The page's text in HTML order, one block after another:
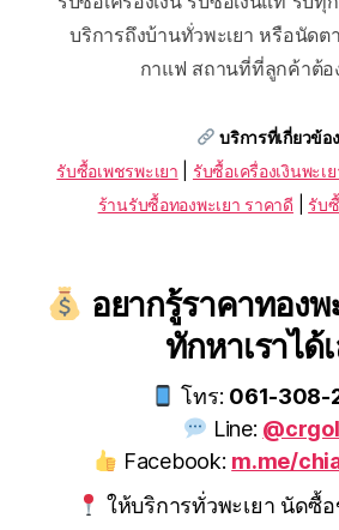
บริการถึงบ้านทั่วพะเยา หรือนัด
กาแฟ สถานที่ที่ลูกค้าต้อ
บริการที่เกี่ยวข้อง
รับซื้อเพชรพะเยา
รับซื้อเครื่องเงินพะเ
ร้านรับซื้อทองพะเยา ราคาดี
รับ
อยากรู้ราคาทอง
ทักหาเราได้
โทร: 061-308-
Line:
Facebook: m.me/
ให้บริการทั่วพะเยา นัดซื้